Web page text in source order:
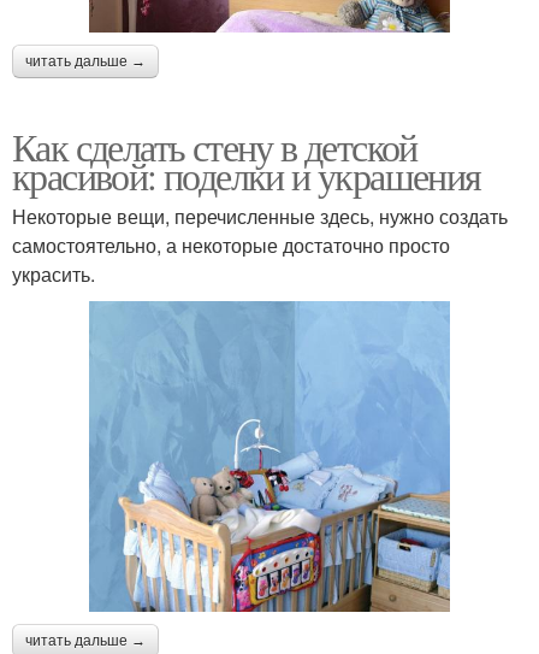
читать дальше →
Как сделать стену в детской
красивой: поделки и украшения
Некоторые вещи, перечисленные здесь, нужно создать
самостоятельно, а некоторые достаточно просто
украсить.
читать дальше →